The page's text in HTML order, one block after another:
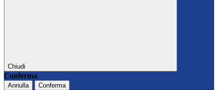
Chiudi
Conferma
Annulla Conferma